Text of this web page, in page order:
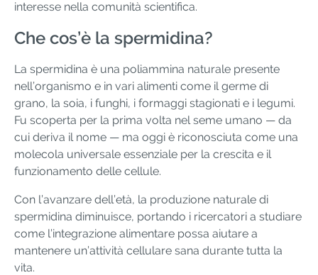
interesse nella comunità scientifica.
Che cos’è la spermidina?
La spermidina è una poliammina naturale presente
nell’organismo e in vari alimenti come il germe di
grano, la soia, i funghi, i formaggi stagionati e i legumi.
Fu scoperta per la prima volta nel seme umano — da
cui deriva il nome — ma oggi è riconosciuta come una
molecola universale essenziale per la crescita e il
funzionamento delle cellule.
Con l’avanzare dell’età, la produzione naturale di
spermidina diminuisce, portando i ricercatori a studiare
come l’integrazione alimentare possa aiutare a
mantenere un’attività cellulare sana durante tutta la
vita.